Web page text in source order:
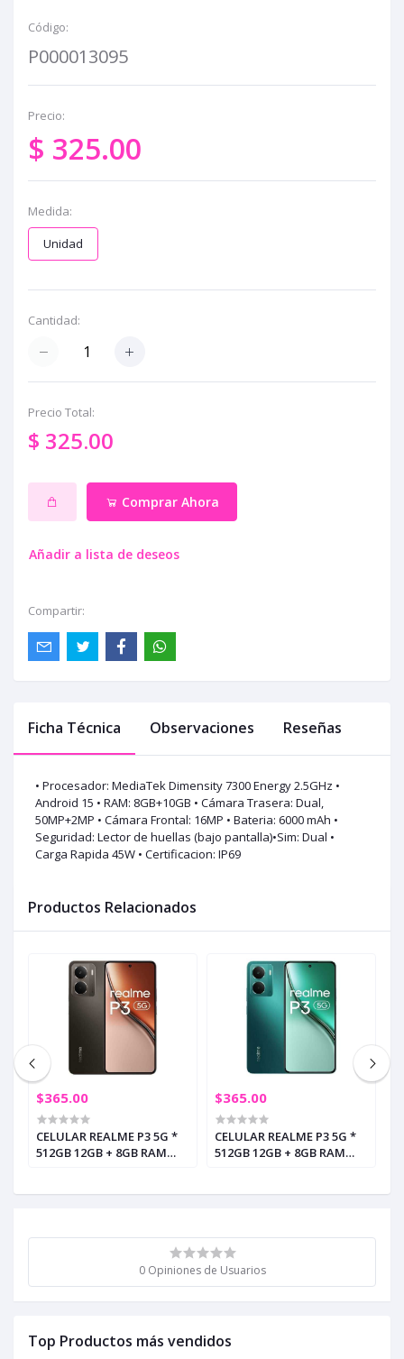
Código:
P000013095
Precio:
$ 325.00
Medida:
Unidad
Cantidad:
Precio Total:
$ 325.00
Comprar Ahora
Añadir a lista de deseos
Compartir:
0 Opiniones de Usuarios
Top Productos más vendidos
Ficha Técnica Observaciones Reseñas
• Procesador: MediaTek Dimensity 7300 Energy 2.5GHz •
Android 15 • RAM: 8GB+10GB • Cámara Trasera: Dual,
50MP+2MP • Cámara Frontal: 16MP • Bateria: 6000 mAh •
Seguridad: Lector de huellas (bajo pantalla)•Sim: Dual •
Carga Rapida 45W • Certificacion: IP69
Productos Relacionados
$365.00
CELULAR REALME P3 5G *
512GB 12GB + 8GB RAM
$365.00
CELULAR REALME P3 5G *
512GB 12GB + 8GB RAM